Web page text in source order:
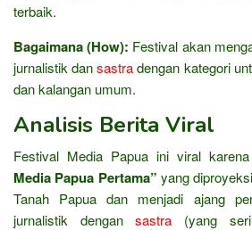
terbaik.
Bagaimana (How): Festival akan
jurnalistik dansastradengan kategori
dan kalangan umum.
Analisis Berita Viral
Festival Media Papua ini viral
Media Papua Pertama” yang
Tanah Papua dan menjadi ajang
jurnalistik dengansastra (yang